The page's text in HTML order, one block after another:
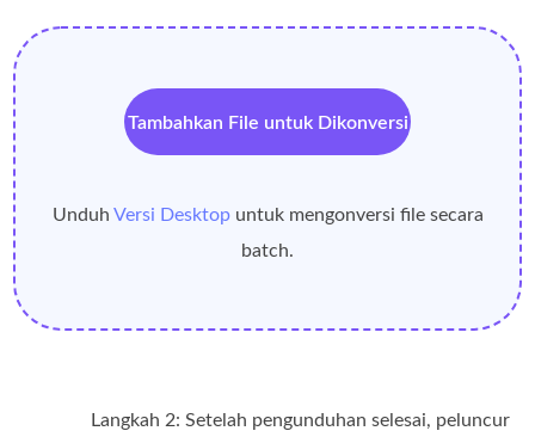
Tambahkan File untuk Dikonversi
Unduh Versi Desktopuntuk mengonversi file secara
batch.
Langkah 2: Setelah pengunduhan selesai, peluncur